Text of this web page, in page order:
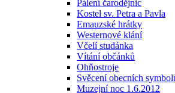
Pálení čarodějnic
Kostel sv. Petra a Pavla
Emauzské hrátky
Westernové klání
Včelí studánka
Vítání občánků
Ohňostroje
Svěcení obecních
Muzejní noc 1.6.2012